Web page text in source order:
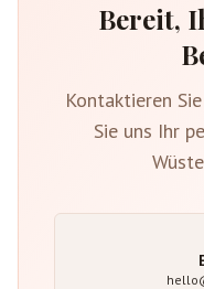
Bereit,
Kontaktieren
Sie uns Ihr